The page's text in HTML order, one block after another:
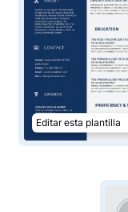
Editar esta plantilla